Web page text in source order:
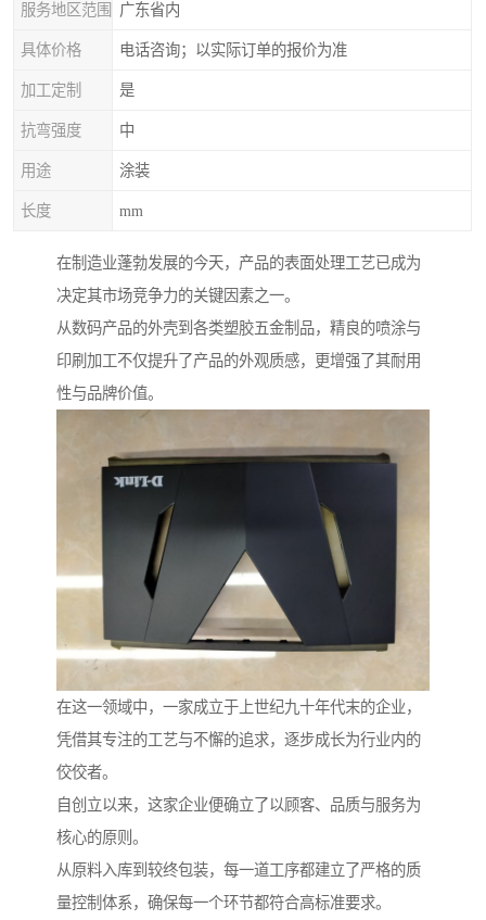
服务地区范围 广东省内
具体价格 电话咨询；以实际订单的报价为准
加工定制 是
抗弯强度 中
用途 涂装
长度 mm
在制造业蓬勃发展的今天，产品的表面处理工艺已成为
决定其市场竞争力的关键因素之一。
从数码产品的外壳到各类塑胶五金制品，精良的喷涂与
印刷加工不仅提升了产品的外观质感，更增强了其耐用
性与品牌价值。
在这一领域中，一家成立于上世纪九十年代末的企业，
凭借其专注的工艺与不懈的追求，逐步成长为行业内的
佼佼者。
自创立以来，这家企业便确立了以顾客、品质与服务为
核心的原则。
从原料入库到较终包装，每一道工序都建立了严格的质
量控制体系，确保每一个环节都符合高标准要求。